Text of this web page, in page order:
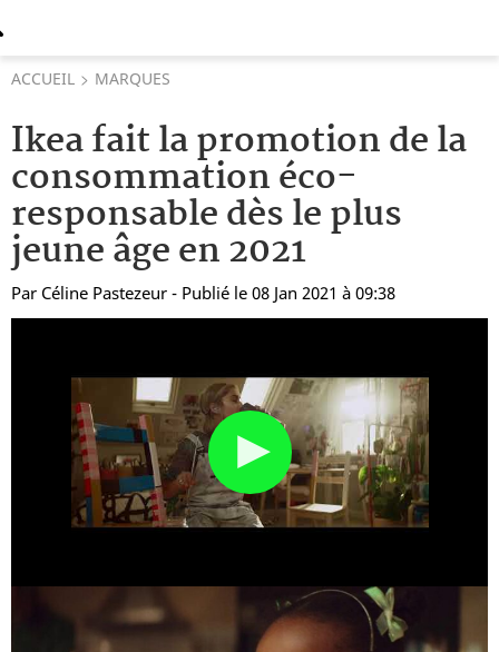
ACCUEIL MARQUES
Ikea fait la promotion de la
consommation éco-
responsable dès le plus
jeune âge en 2021
Par Céline Pastezeur - Publié le 08 Jan 2021 à 09:38